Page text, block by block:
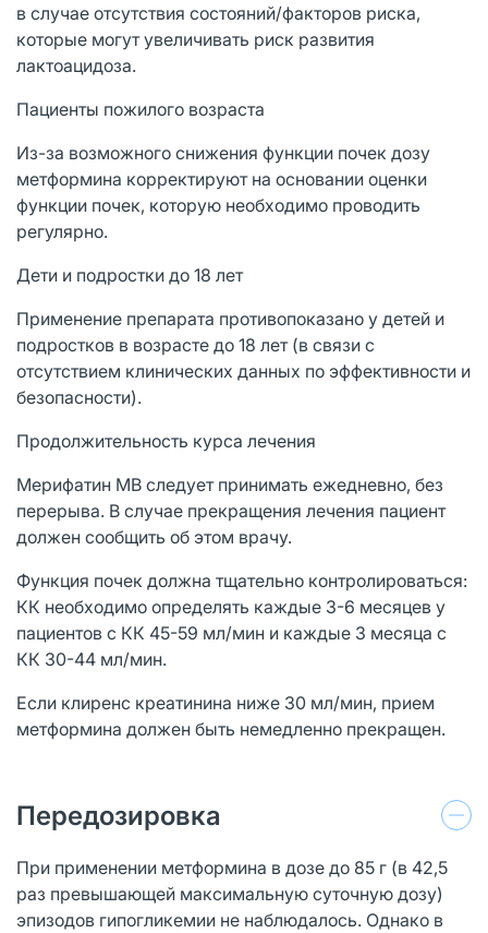
в случае отсутствия состояний/факторов риска,
которые могут увеличивать риск развития
лактоацидоза.
Пациенты пожилого возраста
Из-за возможного снижения функции почек дозу
метформина корректируют на основании оценки
функции почек, которую необходимо проводить
регулярно.
Дети и подростки до 18 лет
Применение препарата противопоказано у детей и
подростков в возрасте до 18 лет (в связи с
отсутствием клинических данных по эффективности и
безопасности).
Продолжительность курса лечения
Мерифатин МВ следует принимать ежедневно, без
перерыва. В случае прекращения лечения пациент
должен сообщить об этом врачу.
Функция почек должна тщательно контролироваться:
КК необходимо определять каждые 3-6 месяцев у
пациентов с КК 45-59 мл/мин и каждые 3 месяца с
КК 30-44 мл/мин.
Если клиренс креатинина ниже 30 мл/мин, прием
метформина должен быть немедленно прекращен.
Передозировка
При применении метформина в дозе до 85 г (в 42,5
раз превышающей максимальную суточную дозу)
эпизодов гипогликемии не наблюдалось. Однако в